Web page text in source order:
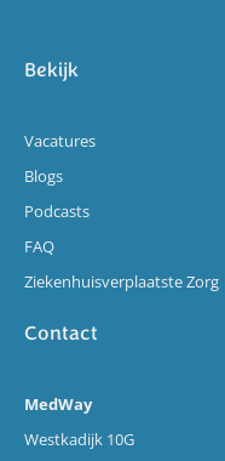
Bekijk
Vacatures
Blogs
Podcasts
FAQ
Ziekenhuisverplaatste Zorg
Contact
MedWay
Westkadijk 10G